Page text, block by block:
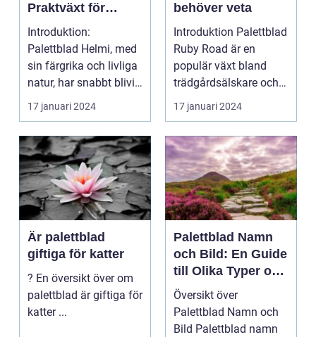
Praktväxt för
Hemmet
Introduktion:
Palettblad Helmi, med
sin färgrika och livliga
natur, har snabbt blivit
en favorit bla...
17 januari 2024
behöver veta
Introduktion Palettblad
Ruby Road är en
populär växt bland
trädgårdsälskare och
inomhusväxtentusias..
17 januari 2024
Är palettblad
giftiga för katter
? En översikt över om
palettblad är giftiga för
katter ...
Palettblad Namn
och Bild: En Guide
till Olika Typer och
Egenskaper
Översikt över
Palettblad Namn och
Bild Palettblad namn